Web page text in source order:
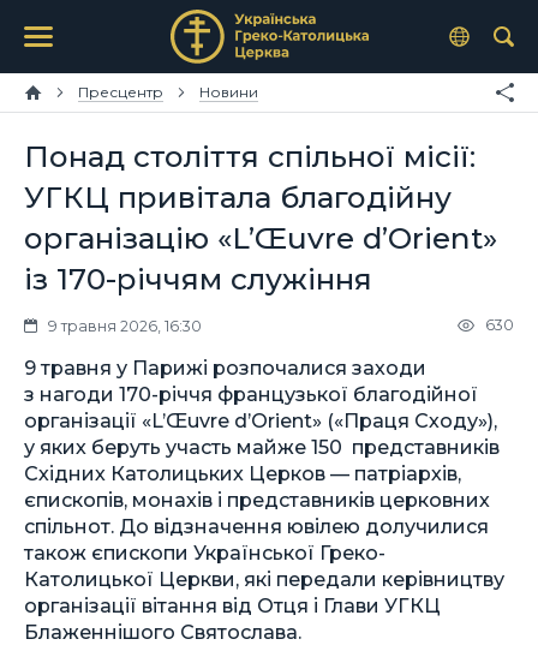
Пресцентр Новини
Понад століття спільної місії:
УГКЦ привітала благодійну
організацію «L’Œuvre d’Orient»
із 170-річчям служіння
9 травня 2026, 16:30 630
9 травня у Парижі розпочалися заходи
з нагоди 170-річчя французької благодійної
організації «L’Œuvre d’Orient» («Праця Сходу»),
у яких беруть участь майже 150 представників
Східних Католицьких Церков — патріархів,
єпископів, монахів і представників церковних
спільнот. До відзначення ювілею долучилися
також єпископи Української Греко-
Католицької Церкви, які передали керівництву
організації вітання від Отця і Глави УГКЦ
Блаженнішого Святослава.